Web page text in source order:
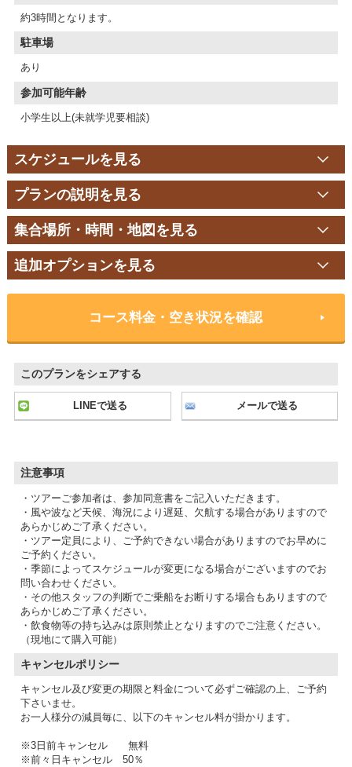
約3時間となります。
駐車場
あり
参加可能年齢
小学生以上(未就学児要相談)
スケジュールを見る
プランの説明を見る
集合場所・時間・地図を見る
追加オプションを見る
コース料金・空き状況を確認
このプランをシェアする
LINEで送る メールで送る
注意事項
・ツアーご参加者は、参加同意書をご記入いただきます。
・風や波など天候、海況により遅延、欠航する場合がありますので
あらかじめご了承ください。
・ツアー定員により、ご予約できない場合がありますのでお早めに
ご予約ください。
・季節によってスケジュールが変更になる場合がございますのでお
問い合わせください。
・その他スタッフの判断でご乗船をお断りする場合もありますので
あらかじめご了承ください。
・飲食物等の持ち込みは原則禁止となりますのでご注意ください。
（現地にて購入可能）
キャンセルポリシー
キャンセル及び変更の期限と料金について必ずご確認の上、ご予約
下さいませ。
お一人様分の減員毎に、以下のキャンセル料が掛かります。
※3日前キャンセル 無料
※前々日キャンセル 50％